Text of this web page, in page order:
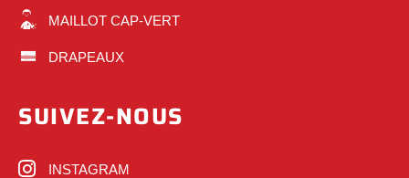
MAILLOT CAP-VERT
DRAPEAUX
SUIVEZ-NOUS
INSTAGRAM